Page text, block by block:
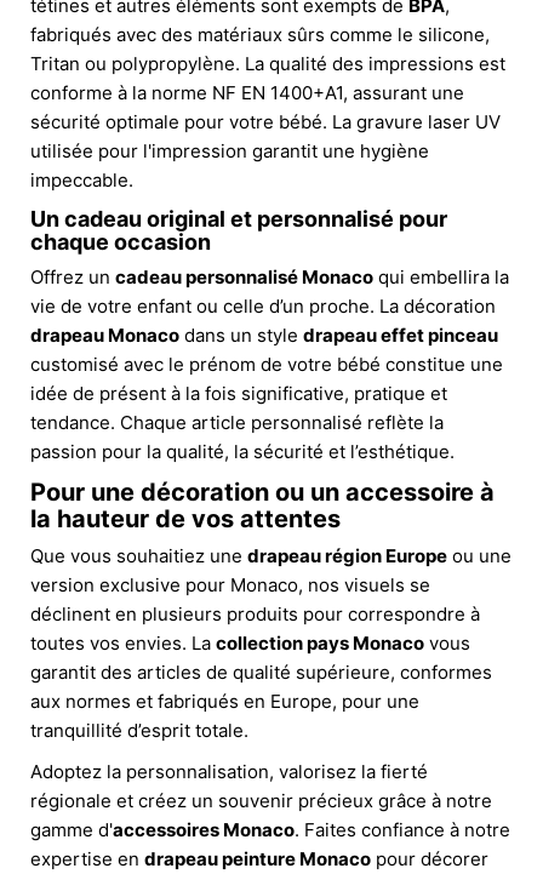
tétines et autres éléments sont exempts de BPA,
fabriqués avec des matériaux sûrs comme le silicone,
Tritan ou polypropylène. La qualité des impressions est
conforme à la norme NF EN 1400+A1, assurant une
sécurité optimale pour votre bébé. La gravure laser UV
utilisée pour l'impression garantit une hygiène
impeccable.
Un cadeau original et personnalisé pour
chaque occasion
Offrez un cadeau personnalisé Monaco qui embellira la
vie de votre enfant ou celle d’un proche. La décoration
drapeau Monaco dans un style drapeau effet pinceau
customisé avec le prénom de votre bébé constitue une
idée de présent à la fois significative, pratique et
tendance. Chaque article personnalisé reflète la
passion pour la qualité, la sécurité et l’esthétique.
Pour une décoration ou un accessoire à
la hauteur de vos attentes
Que vous souhaitiez une drapeau région Europe ou une
version exclusive pour Monaco, nos visuels se
déclinent en plusieurs produits pour correspondre à
toutes vos envies. La collection pays Monaco vous
garantit des articles de qualité supérieure, conformes
aux normes et fabriqués en Europe, pour une
tranquillité d’esprit totale.
Adoptez la personnalisation, valorisez la fierté
régionale et créez un souvenir précieux grâce à notre
gamme d'accessoires Monaco. Faites confiance à notre
expertise en drapeau peinture Monaco pour décorer